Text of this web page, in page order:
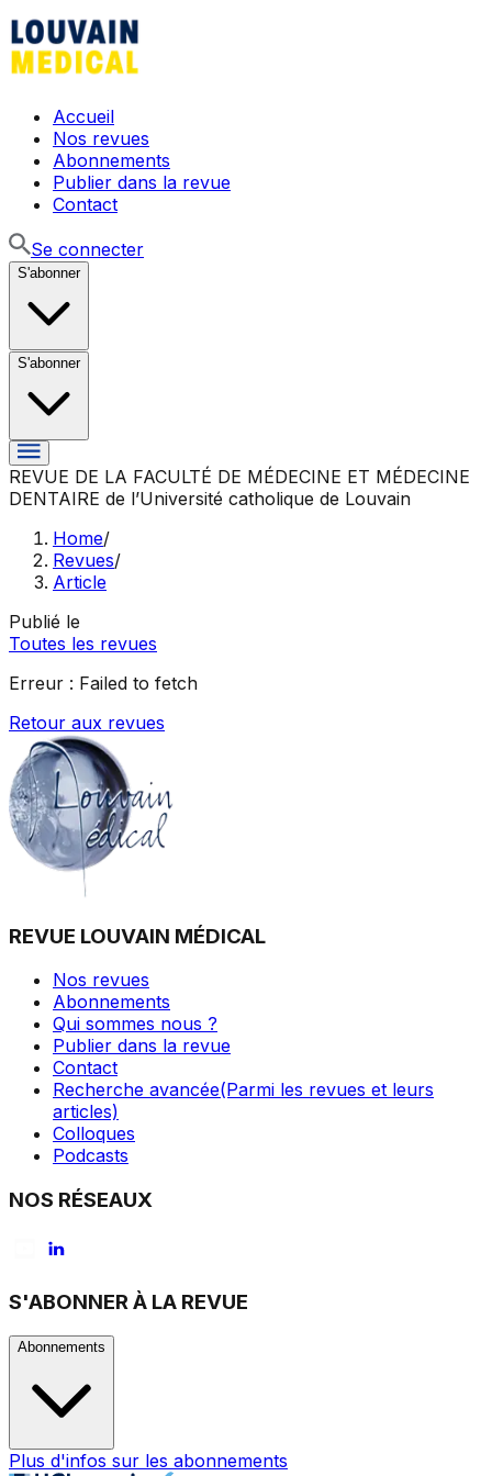
Accueil
Nos revues
Abonnements
Publier dans la revue
Contact
Se connecter
S'abonner
S'abonner
REVUE DE LA FACULTÉ DE MÉDECINE ET MÉDECINE
DENTAIRE de l’Université catholique de Louvain
Home/
Revues/
Article
Publié le
Toutes les revues
Erreur : Failed to fetch
Retour aux revues
REVUE LOUVAIN MÉDICAL
Nos revues
Abonnements
Qui sommes nous ?
Publier dans la revue
Contact
Recherche avancée(Parmi les revues et leurs
articles)
Colloques
Podcasts
NOS RÉSEAUX
S'ABONNER À LA REVUE
Abonnements
Plus d'infos sur les abonnements